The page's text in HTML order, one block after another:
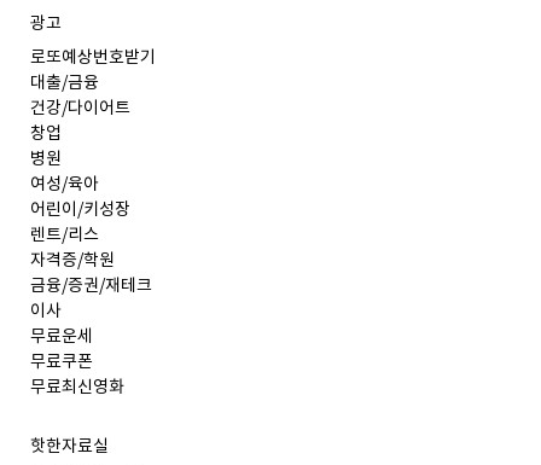
광고
로또예상번호받기
대출/금융
건강/다이어트
창업
병원
여성/육아
어린이/키성장
렌트/리스
자격증/학원
금융/증권/재테크
이사
무료운세
무료쿠폰
무료최신영화
핫한자료실